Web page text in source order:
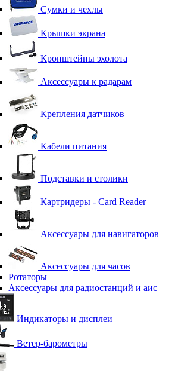
Сумки и чехлы
Крышки экрана
Кронштейны эхолота
Аксессуары к радарам
Крепления датчиков
Кабели питания
Подставки и столики
Картридеры - Card Reader
Аксессуары для навигаторов
Аксессуары для часов
Ротаторы
Аксессуары для радиостанций и аис
Индикаторы и дисплеи
Ветер-барометры